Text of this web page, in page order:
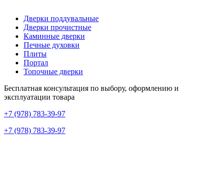
Дверки поддувальные
Дверки прочистные
Каминные дверки
Печные духовки
Плиты
Портал
Топочные дверки
Бесплатная консультация по выбору, оформлению и
эксплуатации товара
+7 (978) 783-39-97
+7 (978) 783-39-97